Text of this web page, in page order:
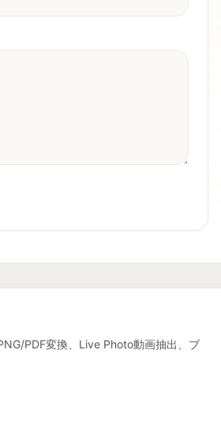
PDF変換、Live Photo動画抽出、ブ